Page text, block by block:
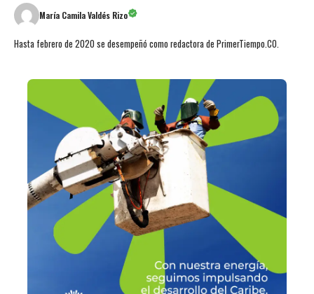
María Camila Valdés Rizo
Hasta febrero de 2020 se desempeñó como redactora de PrimerTiempo.CO.